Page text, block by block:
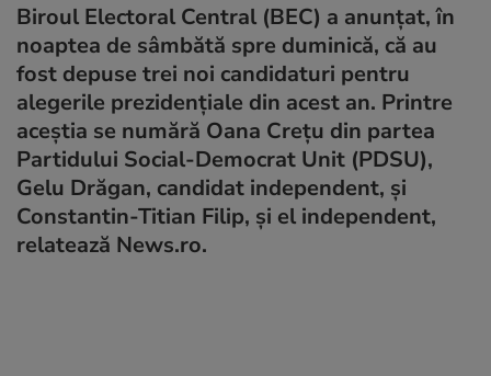
Biroul Electoral Central (BEC) a anunțat, în
noaptea de sâmbătă spre duminică, că au
fost depuse trei noi candidaturi pentru
alegerile prezidențiale din acest an. Printre
aceștia se numără Oana Crețu din partea
Partidului Social-Democrat Unit (PDSU),
Gelu Drăgan, candidat independent, și
Constantin-Titian Filip, și el independent,
relatează News.ro.